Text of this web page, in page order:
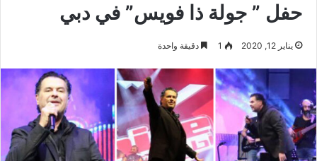
حفل ” جولة ذا فويس” في دبي
يناير 12, 2020 1 دقيقة واحدة